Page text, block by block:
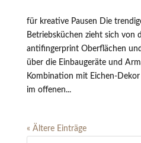
für kreative Pausen Die
Betriebsküchen zieht sich von
antifingerprint Oberflächen
über die Einbaugeräte und
Kombination mit Eichen-
im offenen...
« Ältere Einträge